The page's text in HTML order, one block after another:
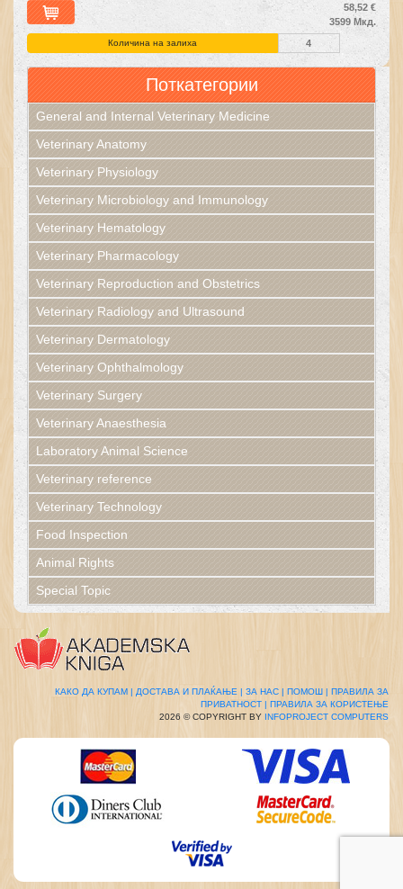
58,52 €
3599 Мкд.
Количина на залиха 4
Поткатегории
General and Internal Veterinary Medicine
Veterinary Anatomy
Veterinary Physiology
Veterinary Microbiology and Immunology
Veterinary Hematology
Veterinary Pharmacology
Veterinary Reproduction and Obstetrics
Veterinary Radiology and Ultrasound
Veterinary Dermatology
Veterinary Ophthalmology
Veterinary Surgery
Veterinary Anaesthesia
Laboratory Animal Science
Veterinary reference
Veterinary Technology
Food Inspection
Animal Rights
Special Topic
КАКО ДА КУПАМ | ДОСТАВА И ПЛАЌАЊЕ | ЗА НАС | ПОМОШ | ПРАВИЛА ЗА
ПРИВАТНОСТ | ПРАВИЛА ЗА КОРИСТЕЊЕ
2026 © COPYRIGHT BY INFOPROJECT COMPUTERS